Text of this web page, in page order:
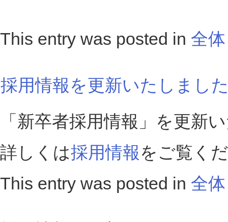
This entry was posted in 全体
採用情報を更新いたしまし
「新卒者採用情報」を更新
詳しくは採用情報 をご覧く
This entry was posted in 全体